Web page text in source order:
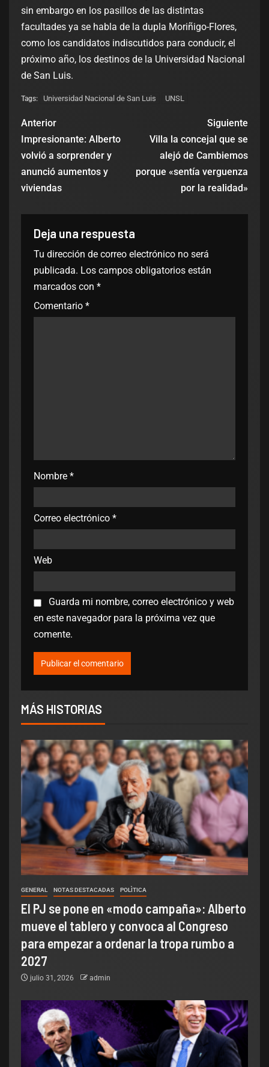
sin embargo en los pasillos de las distintas
facultades ya se habla de la dupla Moriñigo-Flores,
como los candidatos indiscutidos para conducir, el
próximo año, los destinos de la Universidad Nacional
de San Luis.
Tags: Universidad Nacional de San Luis UNSL
Anterior
Impresionante: Alberto
volvió a sorprender y
anunció aumentos y
viviendas
Siguiente
Villa la concejal que se
alejó de Cambiemos
porque «sentía verguenza
por la realidad»
Deja una respuesta
Tu dirección de correo electrónico no será
publicada. Los campos obligatorios están
marcados con *
Comentario *
Nombre *
Correo electrónico *
Web
Guarda mi nombre, correo electrónico y web
en este navegador para la próxima vez que
comente.
MÁS HISTORIAS
GENERAL NOTAS DESTACADAS POLÌTICA
El PJ se pone en «modo campaña»: Alberto
mueve el tablero y convoca al Congreso
para empezar a ordenar la tropa rumbo a
2027
julio 31, 2026 admin